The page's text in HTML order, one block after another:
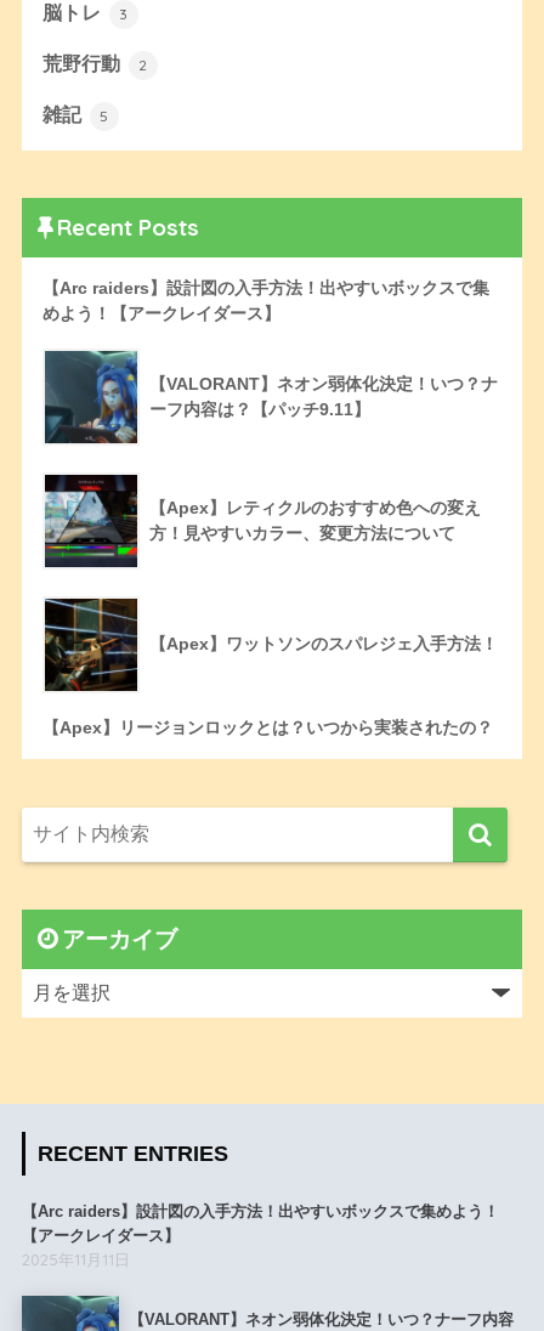
脳トレ 3
荒野行動 2
雑記 5
Recent Posts
【Arc raiders】設計図の入手方法！出やすいボックスで集
めよう！【アークレイダース】
【VALORANT】ネオン弱体化決定！いつ？ナ
ーフ内容は？【パッチ9.11】
【Apex】レティクルのおすすめ色への変え
方！見やすいカラー、変更方法について
【Apex】ワットソンのスパレジェ入手方法！
【Apex】リージョンロックとは？いつから実装されたの？
アーカイブ
RECENT ENTRIES
【Arc raiders】設計図の入手方法！出やすいボックスで集めよう！
【アークレイダース】
2025年11月11日
【VALORANT】ネオン弱体化決定！いつ？ナーフ内容